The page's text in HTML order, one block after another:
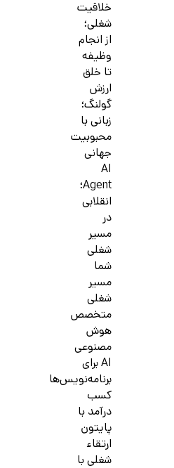
خلاقیت
شغلی؛
از انجام
وظیفه
تا خلق
ارزش
گولنگ؛
زبانی با
محبوبیت
جهانی
AI
Agent؛
انقلابی
در
مسیر
شغلی
شما
مسیر
شغلی
متخصص
هوش
مصنوعی
AI برای
برنامه‌نویس‌ها
کسب
درآمد با
پایتون
ارتقاء
شغلی با